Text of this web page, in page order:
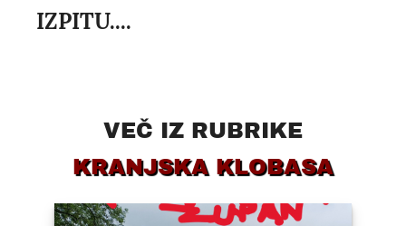
IZPITU....
VEČ IZ RUBRIKE
KRANJSKA KLOBASA